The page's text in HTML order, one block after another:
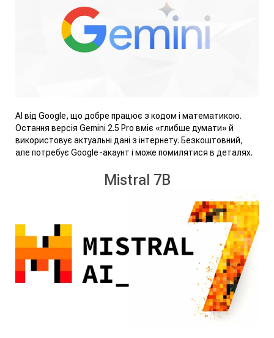
AI від Google, що добре працює з кодом і математикою.
Остання версія Gemini 2.5 Pro вміє «глибше думати» й
використовує актуальні дані з інтернету. Безкоштовний,
але потребує Google-акаунт і може помилятися в деталях.
Mistral 7B